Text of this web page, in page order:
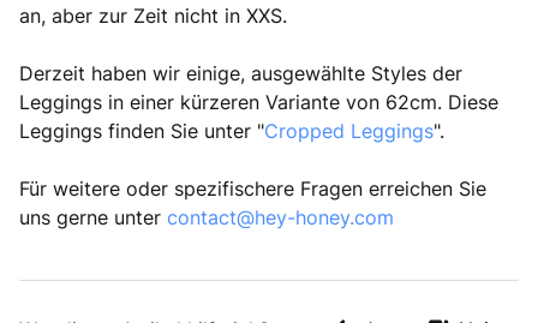
an, aber zur Zeit nicht in XXS.
Derzeit haben wir einige, ausgewählte Styles der
Leggings in einer kürzeren Variante von 62cm. Diese
Leggings finden Sie unter "Cropped Leggings".
Für weitere oder spezifischere Fragen erreichen Sie
uns gerne unter contact@hey-honey.com